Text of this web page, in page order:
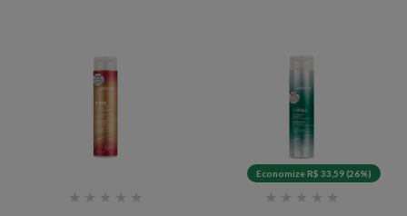
★ ★ ★ ★ ★
Economize R$ 33,59 (26%)
★ ★ ★ ★ ★